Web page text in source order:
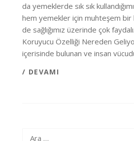
da yemeklerde sık sık
hem yemekler için muhteşem
de sağlığımız üzerinde çok
Koruyucu Özelliği Nereden
içerisinde bulunan ve insan
/ DEVAMI
Arama: